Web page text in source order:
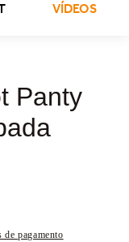
VÍDEOS
Panty
de pagamento